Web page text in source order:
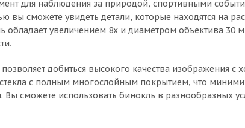
для наблюдения за природой, спортивными
сможете увидеть детали, которые находятся на
обладает увеличением 8x и диаметром объектива 30
добиться высокого качества изображения с
с полным многослойным покрытием, что
сможете использовать бинокль в разнообразных